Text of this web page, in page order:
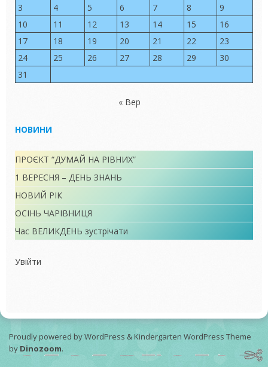
3
4 5 6 7 8
9
10
11 12 13 14 15
16
17
18 19 20 21 22
23
24
25 26 27 28 29
30
31
« Вер
НОВИНИ
ПРОЄКТ “ДУМАЙ НА РІВНИХ”
1 ВЕРЕСНЯ – ДЕНЬ ЗНАНЬ
НОВИЙ РІК
ОСІНЬ ЧАРІВНИЦЯ
Час ВЕЛИКДЕНЬ зустрічати
Увійти
Proudly powered by WordPress &Kindergarten WordPress Theme
by Dinozoom.